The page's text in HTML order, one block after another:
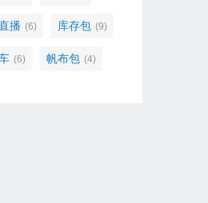
播 (6) 库存包 (9)
(6) 帆布包 (4)